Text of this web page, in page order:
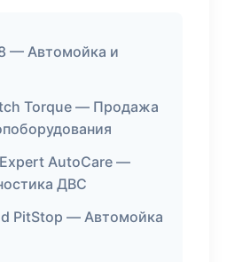
— Автомойка и
Torque — Продажа
AutoCare —
ДВС
PitStop — Автомойка